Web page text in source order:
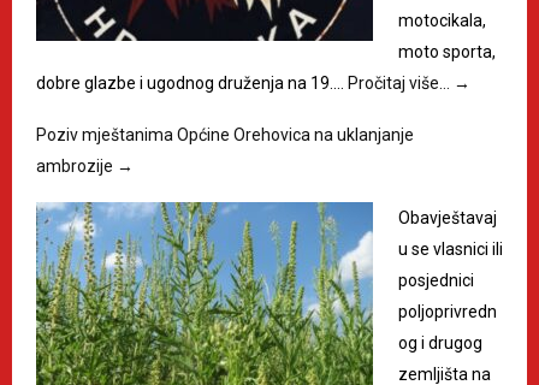
motocikala,
moto sporta,
dobre glazbe i ugodnog druženja na 19.…
Pročitaj više… →
Poziv mještanima Općine Orehovica na uklanjanje
ambrozije →
Obavještavaj
u se vlasnici ili
posjednici
poljoprivredn
og i drugog
zemljišta na